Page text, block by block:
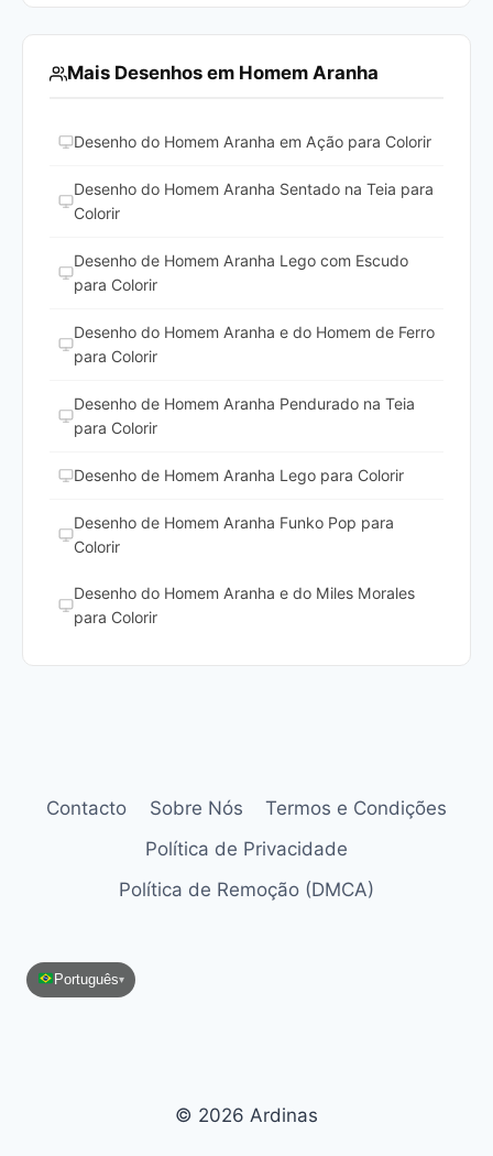
Mais Desenhos em Homem Aranha
Desenho do Homem Aranha em Ação para Colorir
Desenho do Homem Aranha Sentado na Teia para
Colorir
Desenho de Homem Aranha Lego com Escudo
para Colorir
Desenho do Homem Aranha e do Homem de Ferro
para Colorir
Desenho de Homem Aranha Pendurado na Teia
para Colorir
Desenho de Homem Aranha Lego para Colorir
Desenho de Homem Aranha Funko Pop para
Colorir
Desenho do Homem Aranha e do Miles Morales
para Colorir
Contacto Sobre Nós
Termos e Condições
Política de Privacidade
Política de Remoção (DMCA)
Português▾
© 2026 Ardinas